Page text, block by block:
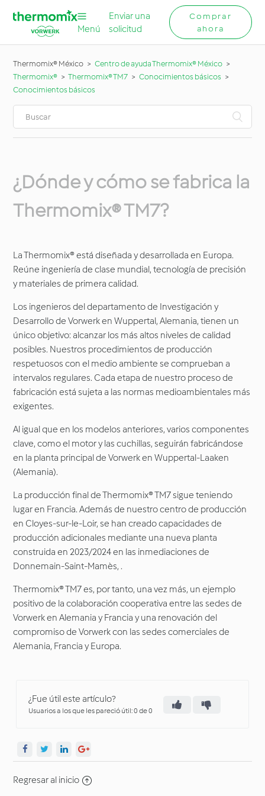
Menú
Enviar una
solicitud
Comprar
ahora
Thermomix® México
Centro de ayuda Thermomix® México
Thermomix®
Thermomix® TM7
Conocimientos básicos
Conocimientos básicos
¿Dónde y cómo se fabrica la
Thermomix® TM7?
La Thermomix® está diseñada y desarrollada en Europa.
Reúne ingeniería de clase mundial, tecnología de precisión
y materiales de primera calidad.
Los ingenieros del departamento de Investigación y
Desarrollo de Vorwerk en Wuppertal, Alemania, tienen un
único objetivo: alcanzar los más altos niveles de calidad
posibles. Nuestros procedimientos de producción
respetuosos con el medio ambiente se comprueban a
intervalos regulares. Cada etapa de nuestro proceso de
fabricación está sujeta a las normas medioambientales más
exigentes.
Al igual que en los modelos anteriores, varios componentes
clave, como el motor y las cuchillas, seguirán fabricándose
en la planta principal de Vorwerk en Wuppertal-Laaken
(Alemania).
La producción final de Thermomix® TM7 sigue teniendo
lugar en Francia. Además de nuestro centro de producción
en Cloyes-sur-le-Loir, se han creado capacidades de
producción adicionales mediante una nueva planta
construida en 2023/2024 en las inmediaciones de
Donnemain-Saint-Mamès, .
Thermomix® TM7 es, por tanto, una vez más, un ejemplo
positivo de la colaboración cooperativa entre las sedes de
Vorwerk en Alemania y Francia y una renovación del
compromiso de Vorwerk con las sedes comerciales de
Alemania, Francia y Europa.
¿Fue útil este artículo?
Usuarios a los que les pareció útil: 0 de 0
Regresar al inicio